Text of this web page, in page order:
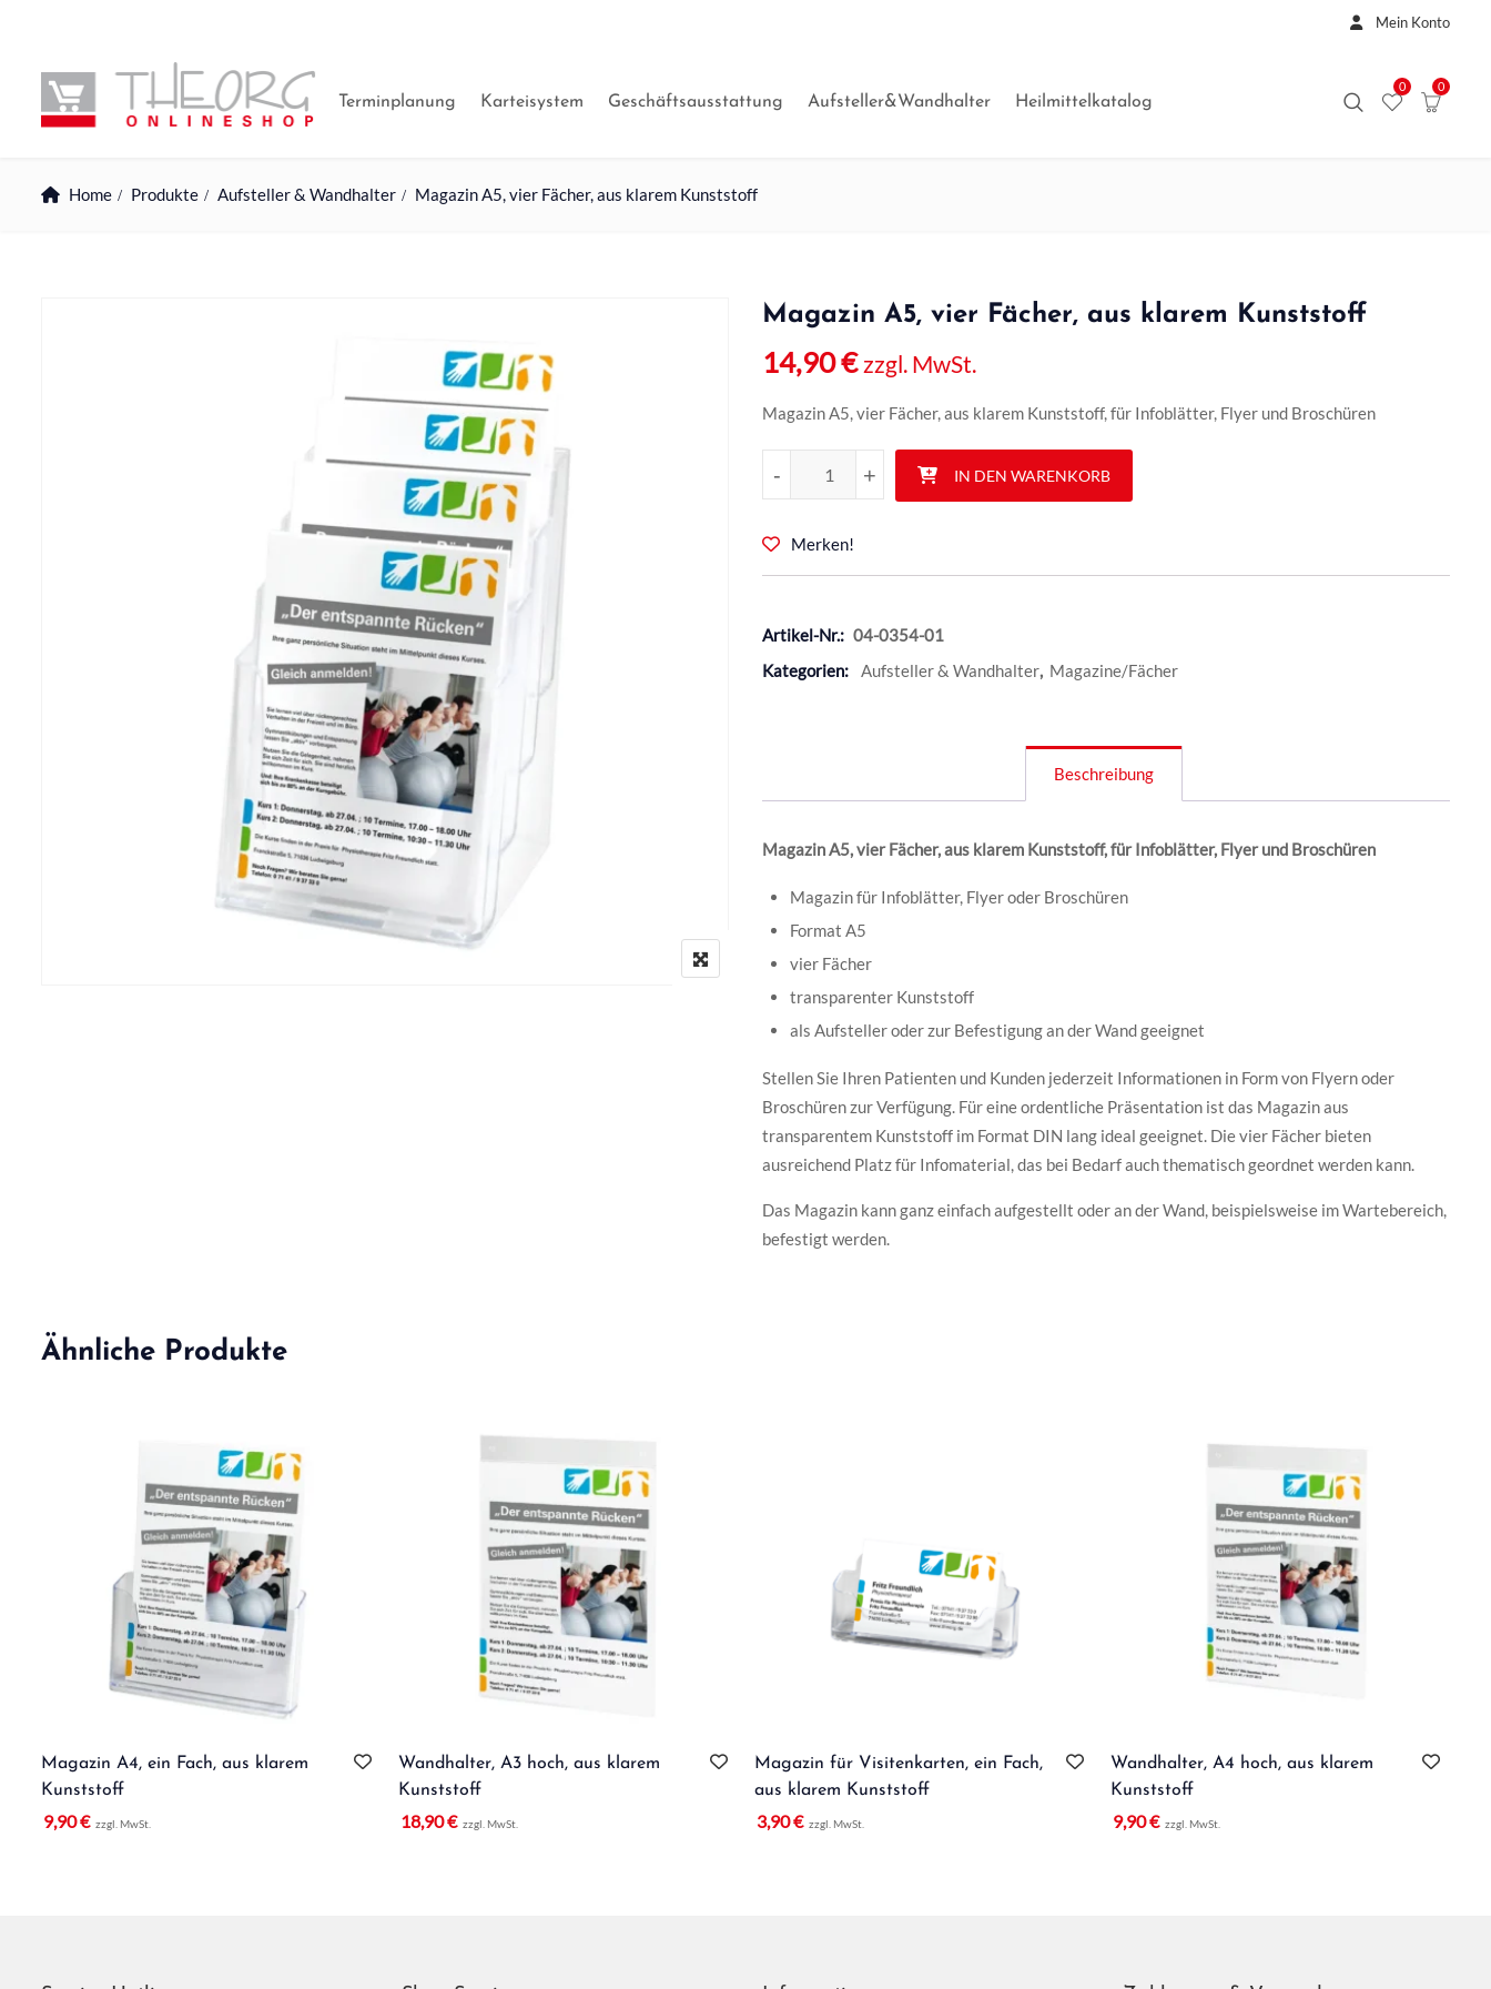
Mein Konto
Terminplanung Karteisystem Geschäftsausstattung Aufsteller&Wandhalter Heilmittelkatalog
0 0
Home Produkte Aufsteller & Wandhalter Magazin A5, vier Fächer, aus klarem Kunststoff
Magazin A5, vier Fächer, aus klarem Kunststoff
14,90€ zzgl. MwSt.
Magazin A5, vier Fächer, aus klarem Kunststoff, für Infoblätter, Flyer und Broschüren
Magazin A5, vier Fächer, aus klarem Kunststoff Menge
+
- +
- IN DEN WARENKORB
Merken!
Artikel-Nr.: 04-0354-01
Kategorien:
Aufsteller & Wandhalter, Magazine/Fächer
Beschreibung
Magazin A5, vier Fächer, aus klarem Kunststoff, für Infoblätter, Flyer und Broschüren
Magazin für Infoblätter, Flyer oder Broschüren
Format A5
vier Fächer
transparenter Kunststoff
als Aufsteller oder zur Befestigung an der Wand geeignet
Stellen Sie Ihren Patienten und Kunden jederzeit Informationen in Form von Flyern oder
Broschüren zur Verfügung. Für eine ordentliche Präsentation ist das Magazin aus
transparentem Kunststoff im Format DIN lang ideal geeignet. Die vier Fächer bieten
ausreichend Platz für Infomaterial, das bei Bedarf auch thematisch geordnet werden kann.
Das Magazin kann ganz einfach aufgestellt oder an der Wand, beispielsweise im Wartebereich,
befestigt werden.
Ähnliche Produkte
Magazin A4, ein Fach, aus klarem
Kunststoff
9,90€ zzgl. MwSt.
Wandhalter, A3 hoch, aus klarem
Kunststoff
18,90€ zzgl. MwSt.
Magazin für Visitenkarten, ein Fach,
aus klarem Kunststoff
3,90€ zzgl. MwSt.
Wandhalter, A4 hoch, aus klarem
Kunststoff
9,90€ zzgl. MwSt.